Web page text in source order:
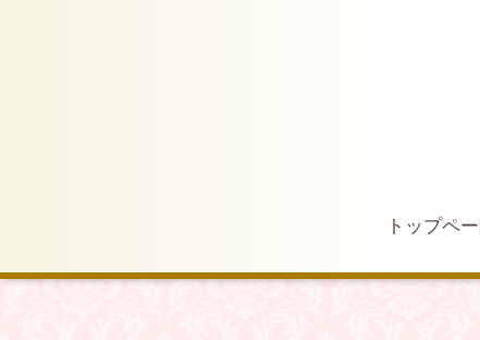
トップペ